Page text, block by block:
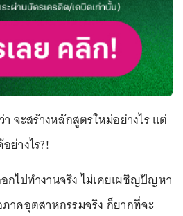
จะสร้างหลักสูตรใหม่อย่างไร แต่
ย่างไร?!
กไปทำงานจริง ไม่เคยเผชิญปัญหา
าคอุตสาหกรรมจริง ก็ยากที่จะ